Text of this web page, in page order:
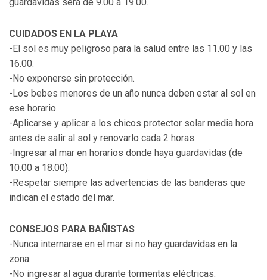
CUIDADOS EN LA PLAYA
-El sol es muy peligroso para la salud entre las 11.00 y las
16.00.
-No exponerse sin protección.
-Los bebes menores de un año nunca deben estar al sol en
ese horario.
-Aplicarse y aplicar a los chicos protector solar media hora
antes de salir al sol y renovarlo cada 2 horas.
-Ingresar al mar en horarios donde haya guardavidas (de
10.00 a 18.00).
-Respetar siempre las advertencias de las banderas que
indican el estado del mar.
CONSEJOS PARA BAÑISTAS
-Nunca internarse en el mar si no hay guardavidas en la
zona.
-No ingresar al agua durante tormentas eléctricas.